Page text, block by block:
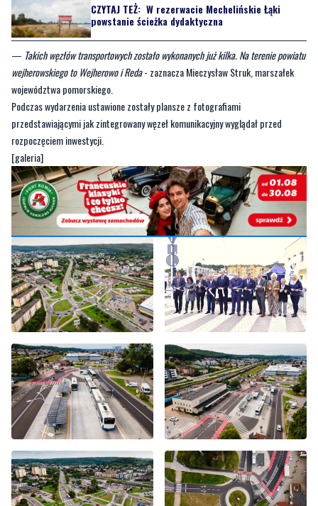
CZYTAJ TEŻ: W rezerwacie Mechelińskie Łąki
powstanie ścieżka dydaktyczna
— Takich węzłów transportowych zostało wykonanych już kilka. Na terenie powiatu
wejherowskiego to Wejherowo i Reda- zaznacza Mieczysław Struk, marszałek
województwa pomorskiego.
Podczas wydarzenia ustawione zostały plansze z fotografiami
przedstawiającymi jak zintegrowany węzeł komunikacyjny wyglądał przed
rozpoczęciem inwestycji.
[galeria]